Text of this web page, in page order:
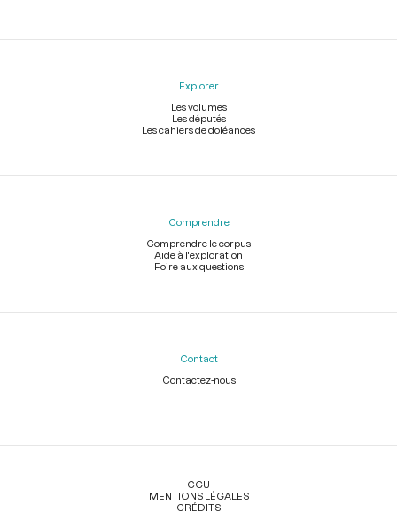
Explorer
Les volumes
Les députés
Les cahiers de doléances
Comprendre
Comprendre le corpus
Aide à l'exploration
Foire aux questions
Contact
Contactez-nous
Légal
CGU
MENTIONS LÉGALES
CRÉDITS